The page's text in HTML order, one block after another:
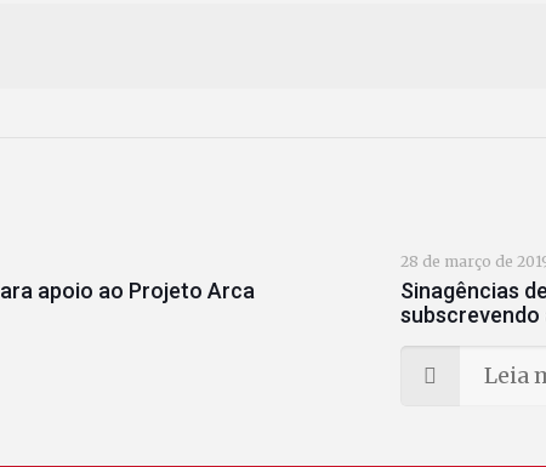
apoio ao Projeto Arca
28 de março de
Sinagências
subscrevendo
Leia